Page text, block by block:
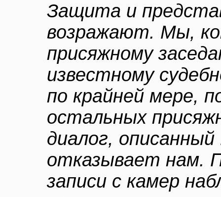
Защита и
возражают. Мы,
присяжному
известному
по крайней мере,
остальных
диалог,
отказывает нам.
записи с камер